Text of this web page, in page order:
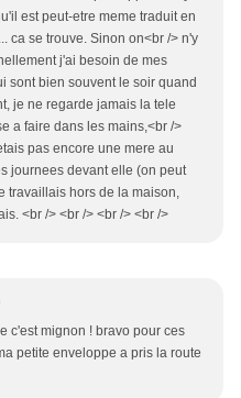
est peut-etre meme traduit en
ca se trouve. Sinon on<br /> n'y
j'ai besoin de mes
sont bien souvent le soir quand
je ne regarde jamais la tele
a faire dans les mains,<br />
pas encore une mere au
journees devant elle (on peut
travaillais hors de la maison,
<br /> <br /> <br /> <br />
c'est mignon ! bravo pour ces
petite enveloppe a pris la route